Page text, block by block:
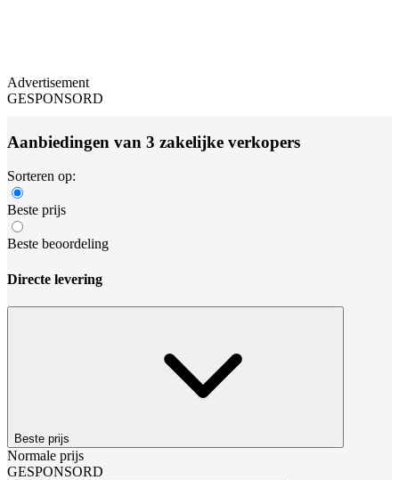
Advertisement
GESPONSORD
Aanbiedingen van 3 zakelijke verkopers
Sorteren op:
Beste prijs
Beste beoordeling
Directe levering
Beste prijs
Normale prijs
GESPONSORD